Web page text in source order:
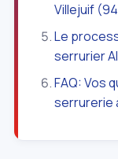
Villejuif
Le
serrurier
FAQ: Vos
serrurerie